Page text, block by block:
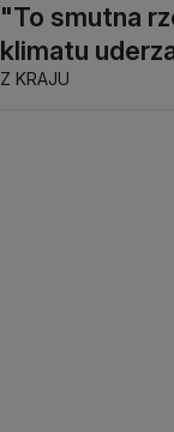
"To smutna
klimatu
Z KRAJU